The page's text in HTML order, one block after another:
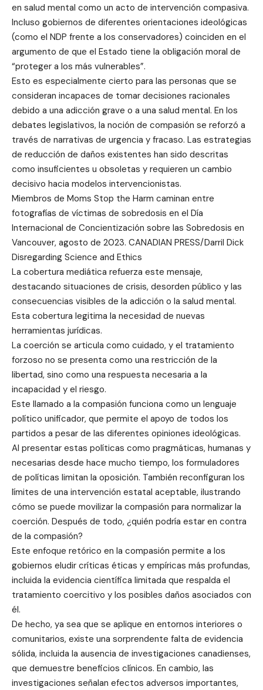
en salud mental como un acto de intervención compasiva.
Incluso gobiernos de diferentes orientaciones ideológicas
(como el NDP frente a los conservadores) coinciden en el
argumento de que el Estado tiene la obligación moral de
“proteger a los más vulnerables”.
Esto es especialmente cierto para las personas que se
consideran incapaces de tomar decisiones racionales
debido a una adicción grave o a una salud mental. En los
debates legislativos, la noción de compasión se reforzó a
través de narrativas de urgencia y fracaso. Las estrategias
de reducción de daños existentes han sido descritas
como insuficientes u obsoletas y requieren un cambio
decisivo hacia modelos intervencionistas.
Miembros de Moms Stop the Harm caminan entre
fotografías de víctimas de sobredosis en el Día
Internacional de Concientización sobre las Sobredosis en
Vancouver, agosto de 2023. CANADIAN PRESS/Darril Dick
Disregarding Science and Ethics
La cobertura mediática refuerza este mensaje,
destacando situaciones de crisis, desorden público y las
consecuencias visibles de la adicción o la salud mental.
Esta cobertura legitima la necesidad de nuevas
herramientas jurídicas.
La coerción se articula como cuidado, y el tratamiento
forzoso no se presenta como una restricción de la
libertad, sino como una respuesta necesaria a la
incapacidad y el riesgo.
Este llamado a la compasión funciona como un lenguaje
político unificador, que permite el apoyo de todos los
partidos a pesar de las diferentes opiniones ideológicas.
Al presentar estas políticas como pragmáticas, humanas y
necesarias desde hace mucho tiempo, los formuladores
de políticas limitan la oposición. También reconfiguran los
límites de una intervención estatal aceptable, ilustrando
cómo se puede movilizar la compasión para normalizar la
coerción. Después de todo, ¿quién podría estar en contra
de la compasión?
Este enfoque retórico en la compasión permite a los
gobiernos eludir críticas éticas y empíricas más profundas,
incluida la evidencia científica limitada que respalda el
tratamiento coercitivo y los posibles daños asociados con
él.
De hecho, ya sea que se aplique en entornos interiores o
comunitarios, existe una sorprendente falta de evidencia
sólida, incluida la ausencia de investigaciones canadienses,
que demuestre beneficios clínicos. En cambio, las
investigaciones señalan efectos adversos importantes,